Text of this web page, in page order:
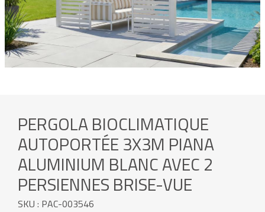
PERGOLA BIOCLIMATIQUE
AUTOPORTÉE 3X3M PIANA
ALUMINIUM BLANC AVEC 2
PERSIENNES BRISE-VUE
SKU : PAC-003546